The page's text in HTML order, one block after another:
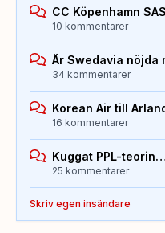
CC Köpenhamn
10 kommentarer
Är Swedavia nöjda
34 kommentarer
Korean Air till
16 kommentarer
Kuggat PPL-teorin…
25 kommentarer
Skriv egen insändare